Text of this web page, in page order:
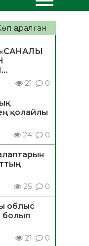
қаралған
21 0
қолайлы
24 0
25 0
облыс
болып
21 0